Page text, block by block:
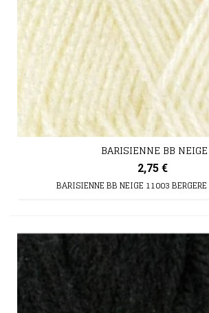
BARISIENNE BB NEIGE
2,75 €
BARISIENNE BB NEIGE 11003 BERGERE